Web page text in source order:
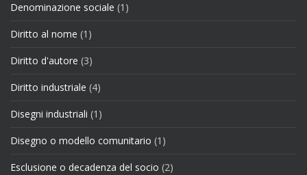
Denominazione sociale (1)
Diritto al nome (1)
Diritto d'autore (3)
Diritto industriale (4)
Disegni industriali (1)
Disegno o modello comunitario (1)
Esclusione o decadenza del socio (2)